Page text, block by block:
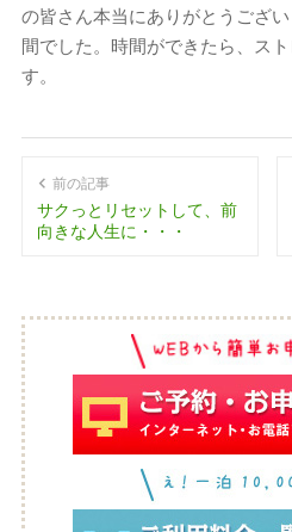
の皆さん本当にありがとうござ
間でした。時間ができたら、ス
す。
前の記事
サクっとリセットして、前
向きな人生に・・・